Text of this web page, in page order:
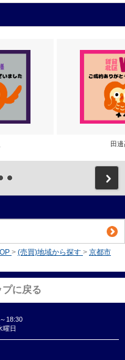
田
> (売買)地域から探す > 京都市
に戻る
18:30
曜日